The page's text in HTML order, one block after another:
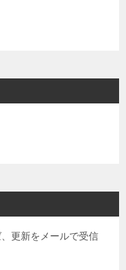
更新をメールで受信